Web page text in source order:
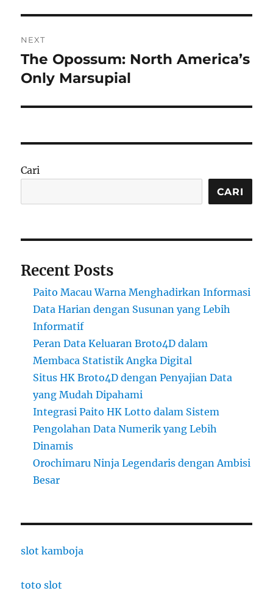
NEXT
Next
post:
The Opossum: North America’s
Only Marsupial
Cari
CARI
Recent Posts
Paito Macau Warna Menghadirkan Informasi
Data Harian dengan Susunan yang Lebih
Informatif
Peran Data Keluaran Broto4D dalam
Membaca Statistik Angka Digital
Situs HK Broto4D dengan Penyajian Data
yang Mudah Dipahami
Integrasi Paito HK Lotto dalam Sistem
Pengolahan Data Numerik yang Lebih
Dinamis
Orochimaru Ninja Legendaris dengan Ambisi
Besar
slot kamboja
toto slot